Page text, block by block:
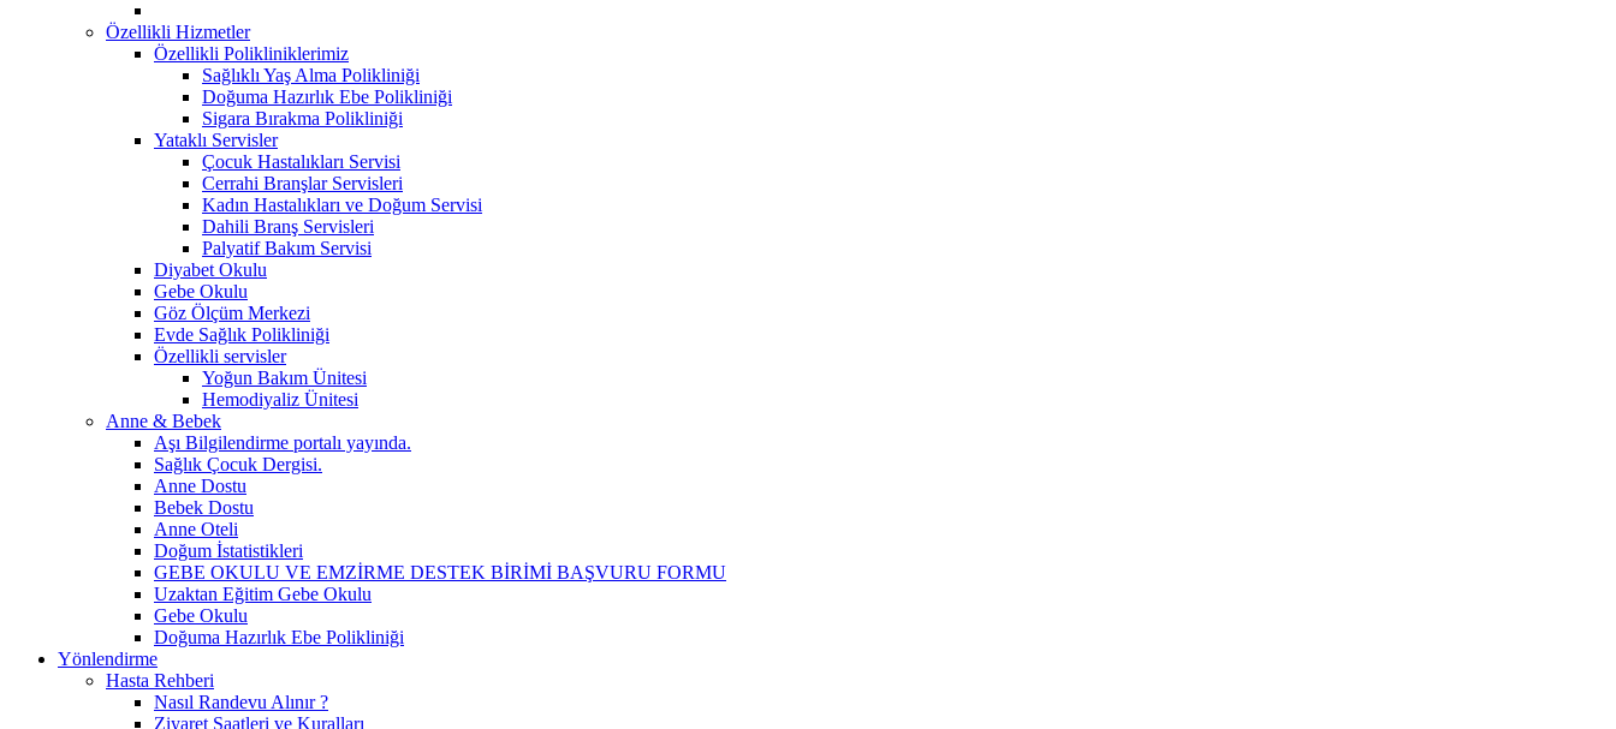
Özellikli Hizmetler
Özellikli Polikliniklerimiz
Sağlıklı Yaş Alma Polikliniği
Doğuma Hazırlık Ebe Polikliniği
Sigara Bırakma Polikliniği
Yataklı Servisler
Çocuk Hastalıkları Servisi
Cerrahi Branşlar Servisleri
Kadın Hastalıkları ve Doğum Servisi
Dahili Branş Servisleri
Palyatif Bakım Servisi
Diyabet Okulu
Gebe Okulu
Göz Ölçüm Merkezi
Evde Sağlık Polikliniği
Özellikli servisler
Yoğun Bakım Ünitesi
Hemodiyaliz Ünitesi
Anne & Bebek
Aşı Bilgilendirme portalı yayında.
Sağlık Çocuk Dergisi.
Anne Dostu
Bebek Dostu
Anne Oteli
Doğum İstatistikleri
GEBE OKULU VE EMZİRME DESTEK BİRİMİ BAŞVURU FORMU
Uzaktan Eğitim Gebe Okulu
Gebe Okulu
Doğuma Hazırlık Ebe Polikliniği
Yönlendirme
Hasta Rehberi
Nasıl Randevu Alınır ?
Ziyaret Saatleri ve Kuralları